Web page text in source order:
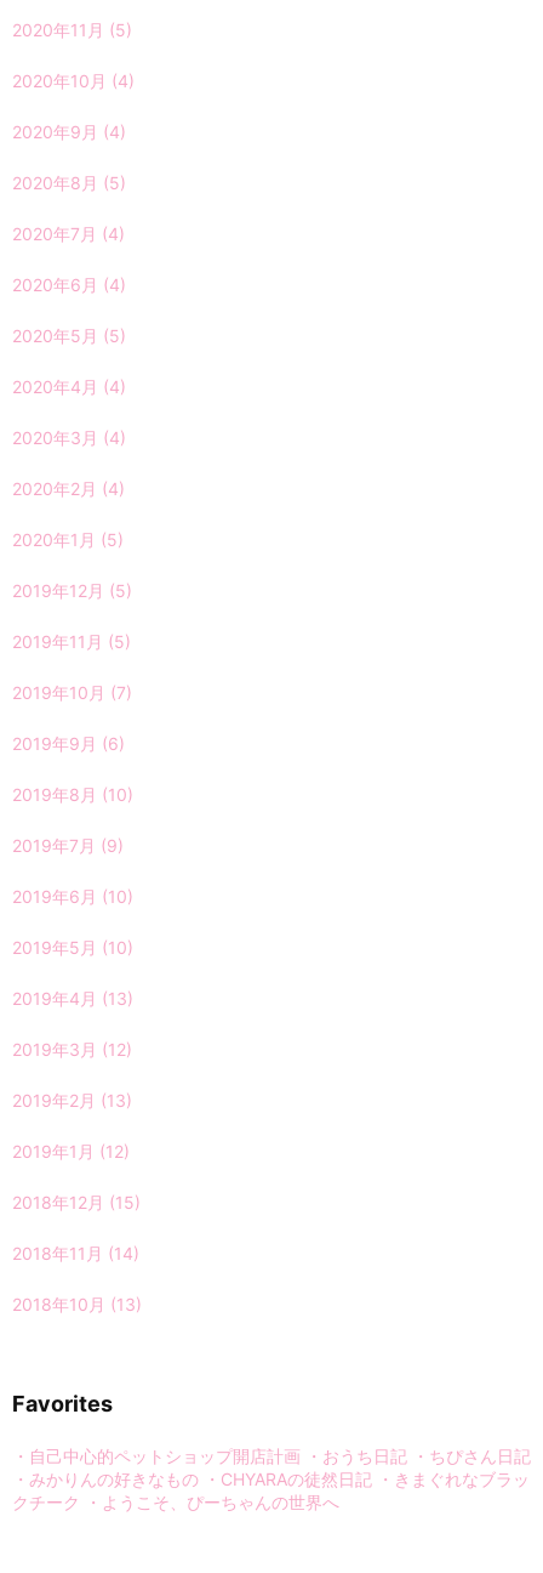
2020年11月 (5)
2020年10月 (4)
2020年9月 (4)
2020年8月 (5)
2020年7月 (4)
2020年6月 (4)
2020年5月 (5)
2020年4月 (4)
2020年3月 (4)
2020年2月 (4)
2020年1月 (5)
2019年12月 (5)
2019年11月 (5)
2019年10月 (7)
2019年9月 (6)
2019年8月 (10)
2019年7月 (9)
2019年6月 (10)
2019年5月 (10)
2019年4月 (13)
2019年3月 (12)
2019年2月 (13)
2019年1月 (12)
2018年12月 (15)
2018年11月 (14)
2018年10月 (13)
Favorites
・自己中心的ペットショップ開店計画 ・おうち日記 ・ちぴさん日記
・みかりんの好きなもの ・CHYARAの徒然日記 ・きまぐれなブラッ
クチーク
・ようこそ、ぴーちゃんの世界へ